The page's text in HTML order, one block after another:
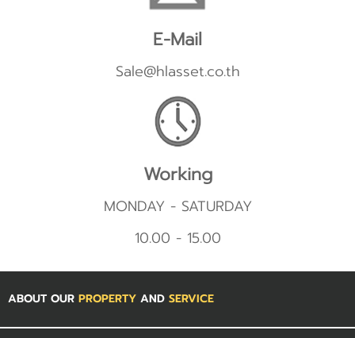
E-Mail
Sale@hlasset.co.th
Working
MONDAY - SATURDAY
10.00 - 15.00
ABOUT OUR PROPERTY AND SERVICE